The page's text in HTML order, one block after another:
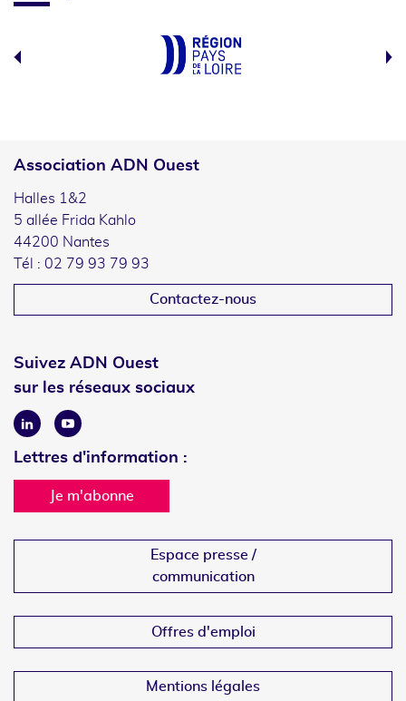
Association ADN Ouest
Halles 1&2
5 allée Frida Kahlo
44200 Nantes
Tél : 02 79 93 79 93
Contactez-nous
Suivez ADN Ouest
sur les réseaux sociaux
LinkedinYoutube
Lettres d'information :
Je m'abonne
Espace presse /
communication
Offres d'emploi
Mentions légales